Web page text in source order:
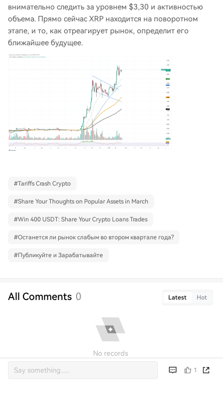
внимательно следить за уровнем $3,30 и активностью
объема. Прямо сейчас XRP находится на поворотном
этапе, и то, как отреагирует рынок, определит его
ближайшее будущее.
#Tariffs Crash Crypto
#Share Your Thoughts on Popular Assets in March
#Win 400 USDT: Share Your Crypto Loans Trades
#Останется ли рынок слабым во втором квартале года?
#Публикуйте и Зарабатывайте
All Comments 0 Latest Hot
No records
1